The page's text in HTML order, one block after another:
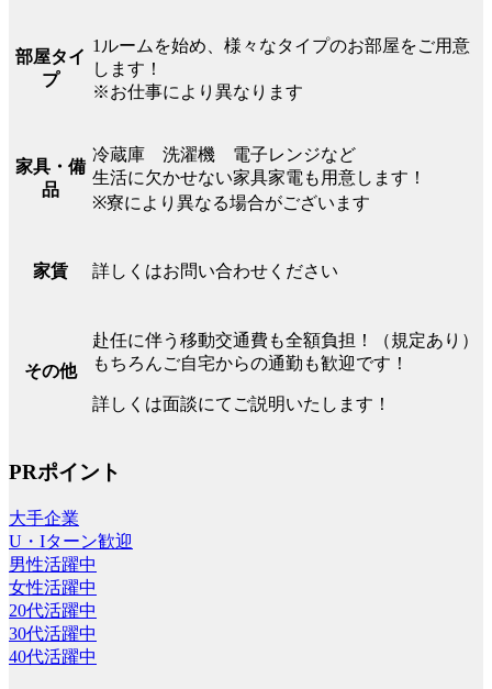
部屋タイ
プ
1ルームを始め、様々なタイプのお部屋をご用意
します！
※お仕事により異なります
家具・備
品
冷蔵庫 洗濯機 電子レンジなど
生活に欠かせない家具家電も用意します！
※寮により異なる場合がございます
家賃 詳しくはお問い合わせください
その他
赴任に伴う移動交通費も全額負担！（規定あり）
もちろんご自宅からの通勤も歓迎です！
詳しくは面談にてご説明いたします！
PRポイント
大手企業
U・Iターン歓迎
男性活躍中
女性活躍中
20代活躍中
30代活躍中
40代活躍中